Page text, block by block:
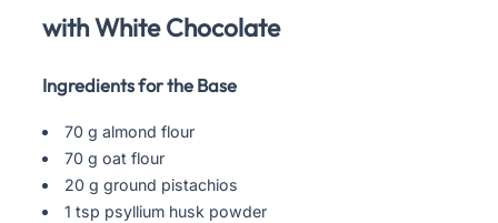
with White Chocolate
Ingredients for the Base
70 g almond flour
70 g oat flour
20 g ground pistachios
1 tsp psyllium husk powder